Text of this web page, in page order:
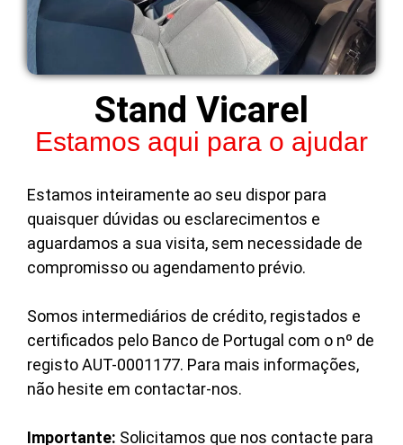
Stand Vicarel
Estamos aqui para o ajudar
Estamos inteiramente ao seu dispor para
quaisquer dúvidas ou esclarecimentos e
aguardamos a sua visita, sem necessidade de
compromisso ou agendamento prévio.
Somos intermediários de crédito, registados e
certificados pelo Banco de Portugal com o nº de
registo AUT-0001177. Para mais informações,
não hesite em contactar-nos.
Importante: Solicitamos que nos contacte para